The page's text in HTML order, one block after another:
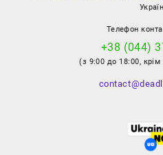
Телефон
+38 (044)
(з 9:00 до 18:00, крім